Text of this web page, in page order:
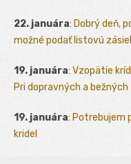
22. januára: Dobrý deň,
možné podať listovú
19. januára: Vzopätie
Pri dopravných a
19. januára: Potrebujem
kridel